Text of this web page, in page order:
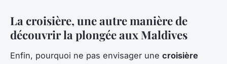
La croisière, une autre manière de
découvrir la plongée aux Maldives
Enfin, pourquoi ne pas envisager une croisière